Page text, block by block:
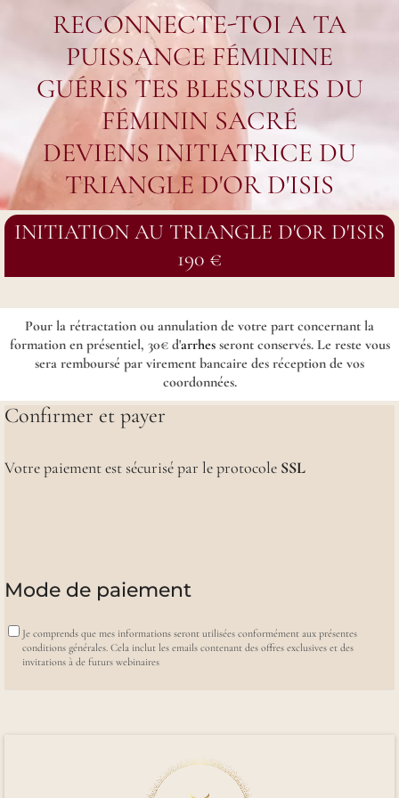
RECONNECTE-TOI A TA
PUISSANCE FÉMININE
GUÉRIS TES BLESSURES DU
FÉMININ SACRÉ
DEVIENS INITIATRICE DU
TRIANGLE D'OR D'ISIS
INITIATION AU TRIANGLE D'OR D'ISIS
190 €
Pour la rétractation ou annulation de votre part concernant la
formation en présentiel, 30€ d'arrhesseront conservés. Le reste vous
sera remboursé par virement bancaire des réception de vos
coordonnées.
Confirmer et payer
Votre paiement est sécurisé par le protocole SSL
Mode de paiement
Je comprends que mes informations seront utilisées conformément aux présentes
conditions générales. Cela inclut les emails contenant des offres exclusives et des
invitations à de futurs webinaires